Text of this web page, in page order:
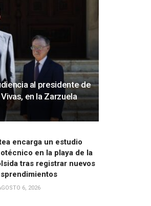
al presidente de
en la Zarzuela
encarga un estudio
en la playa de la
tras registrar nuevos
6, 2026